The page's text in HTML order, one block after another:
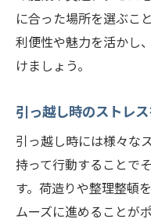
に合った場所を選ぶこ
利便性や魅力を活かし
けましょう。
引っ越し時のストレ
引っ越し時には様々な
持って行動することで
す。荷造りや整理整頓
ムーズに進めることが